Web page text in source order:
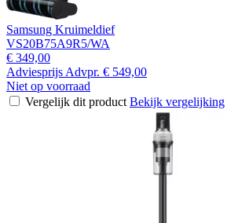
Samsung Kruimeldief
VS20B75A9R5/WA
€ 349,00
Adviesprijs Advpr. € 549,00
Niet op voorraad
Vergelijk dit product Bekijk vergelijking